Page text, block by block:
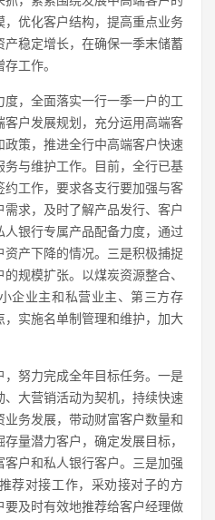
优化客户结构，提高重点业务
稳定增长，在确保一季末储蓄
工作。
，全面落实一行一季一户的工
户发展规划，充分运用高端客
策，推进全行中高端客户快速
与维护工作。目前，全行已基
工作，要求各支行要加强与客
求，及时了解产品发行、客户
银行专属产品配备力度，通过
产下降的情况。三是积极捕捉
规模扩张。以煤炭资源整合、
企业主和私营业主、第三方存
实施名单制管理和维护，加大
努力完成全年目标任务。一是
、大营销活动为契机，持续快速
务发展，带动财富客户数量和
量潜力客户，确定发展目标，
户和私人银行客户。三是加强
荐对接工作，采劝接对子的方
及时有效地推荐给客户经理做